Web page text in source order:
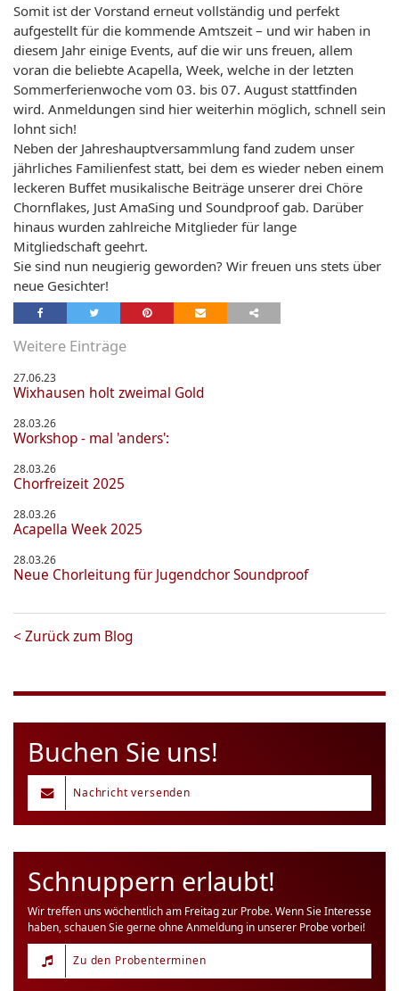
Somit ist der Vorstand erneut vollständig und perfekt
aufgestellt für die kommende Amtszeit – und wir haben in
diesem Jahr einige Events, auf die wir uns freuen, allem
voran die beliebte Acapella, Week, welche in der letzten
Sommerferienwoche vom 03. bis 07. August stattfinden
wird. Anmeldungen sind hier weiterhin möglich, schnell sein
lohnt sich!
Neben der Jahreshauptversammlung fand zudem unser
jährliches Familienfest statt, bei dem es wieder neben einem
leckeren Buffet musikalische Beiträge unserer drei Chöre
Chornflakes, Just AmaSing und Soundproof gab. Darüber
hinaus wurden zahlreiche Mitglieder für lange
Mitgliedschaft geehrt.
Sie sind nun neugierig geworden? Wir freuen uns stets über
neue Gesichter!
Weitere Einträge
27.06.23
Wixhausen holt zweimal Gold
28.03.26
Workshop - mal 'anders':
28.03.26
Chorfreizeit 2025
28.03.26
Acapella Week 2025
28.03.26
Neue Chorleitung für Jugendchor Soundproof
< Zurück zum Blog
Buchen Sie uns!
Nachricht versenden
Schnuppern erlaubt!
Wir treffen uns wöchentlich am Freitag zur Probe. Wenn Sie Interesse
haben, schauen Sie gerne ohne Anmeldung in unserer Probe vorbei!
Zu den Probenterminen